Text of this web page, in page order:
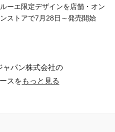
ーエ限定デザインを店舗・オン
ストアで7月28日～発売開始
ャパン株式会社の
スをもっと見る